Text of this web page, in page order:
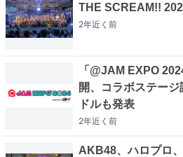
THE SCREAM!!
2年近く 前
「@JAM EXPO
開、コラボステー
ドルも発表
2年近く 前
AKB48、ハロプロ